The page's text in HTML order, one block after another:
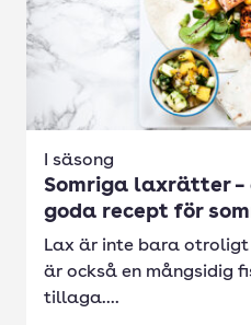
I säsong
Somriga laxrätter
goda recept för
Lax är inte bara
är också en mångsidig
tillaga....